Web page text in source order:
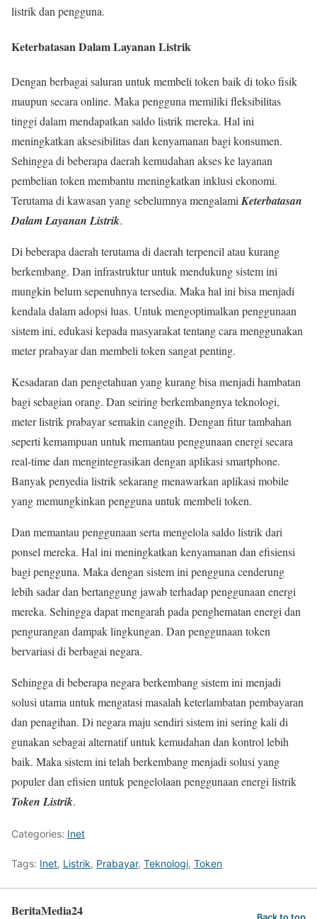
listrik dan pengguna.
Keterbatasan Dalam Layanan Listrik
Dengan berbagai saluran untuk membeli token baik di toko fisik
maupun secara online. Maka pengguna memiliki fleksibilitas
tinggi dalam mendapatkan saldo listrik mereka. Hal ini
meningkatkan aksesibilitas dan kenyamanan bagi konsumen.
Sehingga di beberapa daerah kemudahan akses ke layanan
pembelian token membantu meningkatkan inklusi ekonomi.
Terutama di kawasan yang sebelumnya mengalami Keterbatasan
Dalam Layanan Listrik.
Di beberapa daerah terutama di daerah terpencil atau kurang
berkembang. Dan infrastruktur untuk mendukung sistem ini
mungkin belum sepenuhnya tersedia. Maka hal ini bisa menjadi
kendala dalam adopsi luas. Untuk mengoptimalkan penggunaan
sistem ini, edukasi kepada masyarakat tentang cara menggunakan
meter prabayar dan membeli token sangat penting.
Kesadaran dan pengetahuan yang kurang bisa menjadi hambatan
bagi sebagian orang. Dan seiring berkembangnya teknologi,
meter listrik prabayar semakin canggih. Dengan fitur tambahan
seperti kemampuan untuk memantau penggunaan energi secara
real-time dan mengintegrasikan dengan aplikasi smartphone.
Banyak penyedia listrik sekarang menawarkan aplikasi mobile
yang memungkinkan pengguna untuk membeli token.
Dan memantau penggunaan serta mengelola saldo listrik dari
ponsel mereka. Hal ini meningkatkan kenyamanan dan efisiensi
bagi pengguna. Maka dengan sistem ini pengguna cenderung
lebih sadar dan bertanggung jawab terhadap penggunaan energi
mereka. Sehingga dapat mengarah pada penghematan energi dan
pengurangan dampak lingkungan. Dan penggunaan token
bervariasi di berbagai negara.
Sehingga di beberapa negara berkembang sistem ini menjadi
solusi utama untuk mengatasi masalah keterlambatan pembayaran
dan penagihan. Di negara maju sendiri sistem ini sering kali di
gunakan sebagai alternatif untuk kemudahan dan kontrol lebih
baik. Maka sistem ini telah berkembang menjadi solusi yang
populer dan efisien untuk pengelolaan penggunaan energi listrik
Token Listrik.
Categories: Inet
Tags: Inet, Listrik, Prabayar, Teknologi, Token
BeritaMedia24